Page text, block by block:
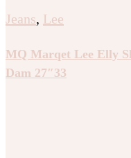
Jeans, Lee
MQ Marqet Lee Elly
Dam 27″33